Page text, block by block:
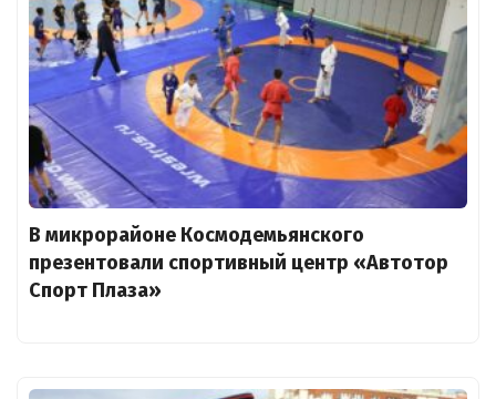
В микрорайоне Космодемьянского
презентовали спортивный центр «Автотор
Спорт Плаза»